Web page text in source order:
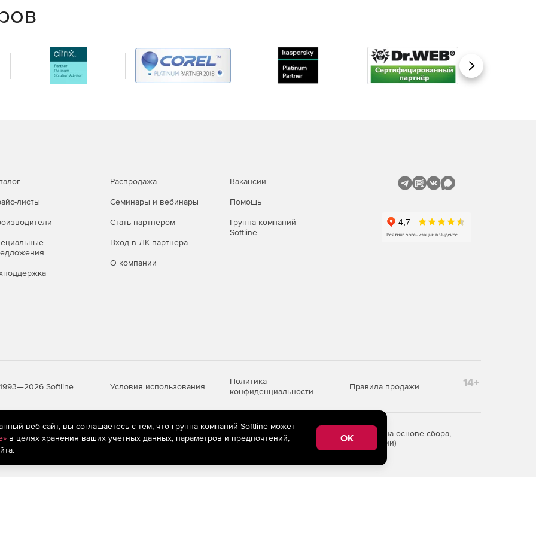
современным стандартам вещания благодаря
Radar в удобном виде предоставляет визуальную
подписки:
все версии PRO, кромеAcrobat PROи
Вперед
листы
Распродажа
Семинары и вебинары
Стать партнером
Вход в ЛК партнера
О компании
Вакансии
Помощь
Группа компаний
Softline
Softline Условия использования
Политика
конфиденциальности
Правила продажи 14+
рекомендательные технологии
(информационные технологии предоставления информации на основе сбора,
пользователей сети «Интернет», находящихся на территории Российской Федерации)
веб-сайт, вы соглашаетесь с тем, что группа компаний Softline может
в целях хранения ваших учетных данных, параметров и предпочтений,
OK